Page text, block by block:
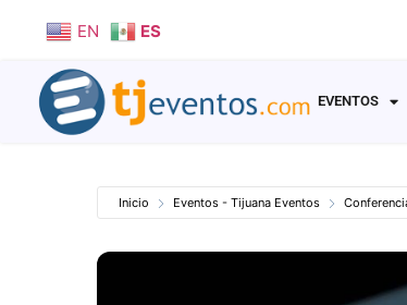
EN ES
EVENTOS
Inicio Eventos - Tijuana Eventos